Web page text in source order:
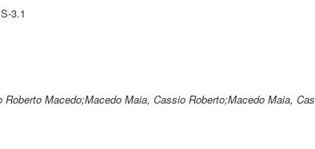
3.1
Macedo;Macedo Maia, Cassio Roberto;Macedo Maia,